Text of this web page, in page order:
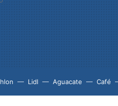
Lidl Aguacate Café